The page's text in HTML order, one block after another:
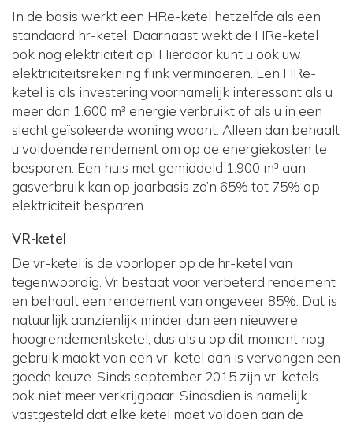
In de basis werkt een HRe-ketel hetzelfde als een
standaard hr-ketel. Daarnaast wekt de HRe-ketel
ook nog elektriciteit op! Hierdoor kunt u ook uw
elektriciteitsrekening flink verminderen. Een HRe-
ketel is als investering voornamelijk interessant als u
meer dan 1.600 m³ energie verbruikt of als u in een
slecht geïsoleerde woning woont. Alleen dan behaalt
u voldoende rendement om op de energiekosten te
besparen. Een huis met gemiddeld 1.900 m³ aan
gasverbruik kan op jaarbasis zo’n 65% tot 75% op
elektriciteit besparen.
VR-ketel
De vr-ketel is de voorloper op de hr-ketel van
tegenwoordig. Vr bestaat voor verbeterd rendement
en behaalt een rendement van ongeveer 85%. Dat is
natuurlijk aanzienlijk minder dan een nieuwere
hoogrendementsketel, dus als u op dit moment nog
gebruik maakt van een vr-ketel dan is vervangen een
goede keuze. Sinds september 2015 zijn vr-ketels
ook niet meer verkrijgbaar. Sindsdien is namelijk
vastgesteld dat elke ketel moet voldoen aan de